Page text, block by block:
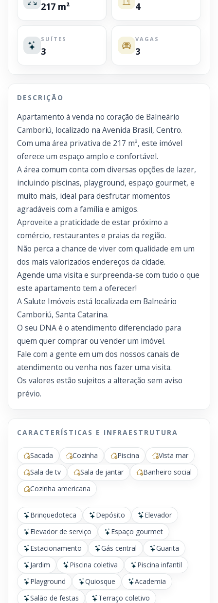
217 m² 4
SUÍTES
3
VAGAS
3
DESCRIÇÃO
Apartamento à venda no coração de Balneário
Camboriú, localizado na Avenida Brasil, Centro.
Com uma área privativa de 217 m², este imóvel
oferece um espaço amplo e confortável.
A área comum conta com diversas opções de lazer,
incluindo piscinas, playground, espaço gourmet, e
muito mais, ideal para desfrutar momentos
agradáveis com a família e amigos.
Aproveite a praticidade de estar próximo a
comércio, restaurantes e praias da região.
Não perca a chance de viver com qualidade em um
dos mais valorizados endereços da cidade.
Agende uma visita e surpreenda-se com tudo o que
este apartamento tem a oferecer!
A Salute Imóveis está localizada em Balneário
Camboriú, Santa Catarina.
O seu DNA é o atendimento diferenciado para
quem quer comprar ou vender um imóvel.
Fale com a gente em um dos nossos canais de
atendimento ou venha nos fazer uma visita.
Os valores estão sujeitos a alteração sem aviso
prévio.
CARACTERÍSTICAS E INFRAESTRUTURA
Sacada Cozinha Piscina
Vista mar
Sala de tv
Sala de jantar
Banheiro social
Cozinha americana
Brinquedoteca Depósito
Elevador
Elevador de serviço
Espaço gourmet
Estacionamento
Gás central
Guarita
Jardim
Piscina coletiva
Piscina infantil
Playground
Quiosque
Academia
Salão de festas
Terraço coletivo